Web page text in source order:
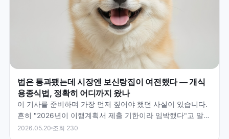
법은 통과됐는데 시장엔 보신탕집이 여전했다 — 개식
용종식법, 정확히 어디까지 왔나
이 기사를 준비하며 가장 먼저 짚어야 했던 사실이 있습니다.
흔히 "2026년이 이행계획서 제출 기한이라 임박했다"고 알려
져 있지만 — 실제 이행계획서 제출은 이미 202…
2026.05.20 조회 230